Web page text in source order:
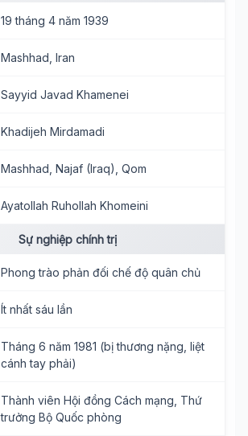
19 tháng 4 năm 1939
Mashhad, Iran
Sayyid Javad Khamenei
Khadijeh Mirdamadi
Mashhad, Najaf (Iraq), Qom
Ayatollah Ruhollah Khomeini
Sự nghiệp chính trị
Phong trào phản đối chế độ quân chủ
Ít nhất sáu lần
Tháng 6 năm 1981 (bị thương nặng, liệt
cánh tay phải)
Thành viên Hội đồng Cách mạng, Thứ
trưởng Bộ Quốc phòng